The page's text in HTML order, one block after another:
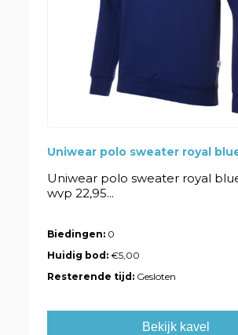
Uniwear polo sweater royal
Uniwear polo sweater royal
wvp 22,95...
Biedingen: 0
Huidig bod:€5,00
Resterende tijd: Gesloten
Bekijk kavel